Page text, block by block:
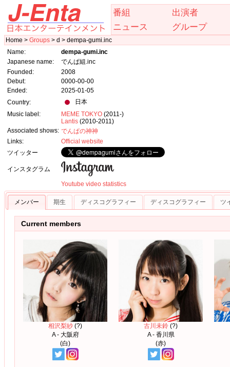
番組
出演者
ニュース
グループ
Home > Groups > d > dempa-gumi.inc
Name:
dempa-gumi.inc
Japanese name:
でんぱ組.inc
Founded:
2008
Debut:
0000-00-00
Ended:
2025-01-05
Country:
日本
Music label:
MEME TOKYO (2011-)
Lantis (2010-2011)
Associated shows: でんぱの神神
Links:
Official website
ツイッター
インスタグラム
Youtube video statistics
メンバー 期生 ディスコグラフィー ディスコグラフィー ツ
Current members
相沢梨紗 (?)
A - 大阪府
(白)
古川未鈴 (?)
A - 香川県
(赤)